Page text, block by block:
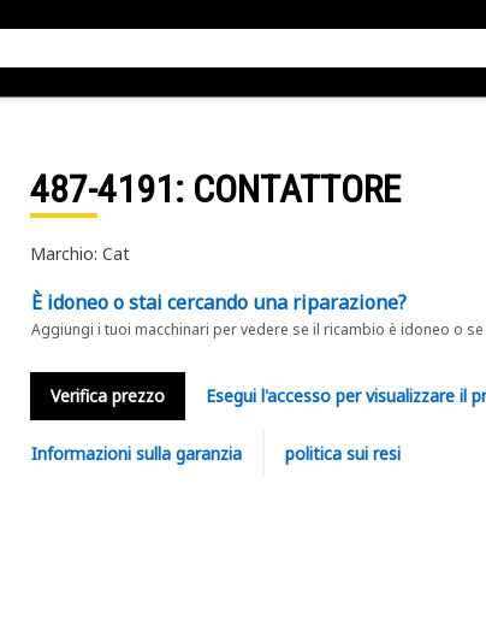
487-4191: CONTATTORE
Marchio: Cat
È idoneo o stai cercando una riparazione?
Aggiungi i tuoi macchinari per vedere se il ricambio è idoneo o
Verifica prezzo Esegui l'accesso per visualizzare il
Informazioni sulla garanzia politica sui resi